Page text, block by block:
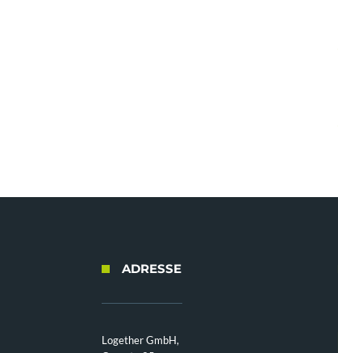
ADRESSE
Logether GmbH,